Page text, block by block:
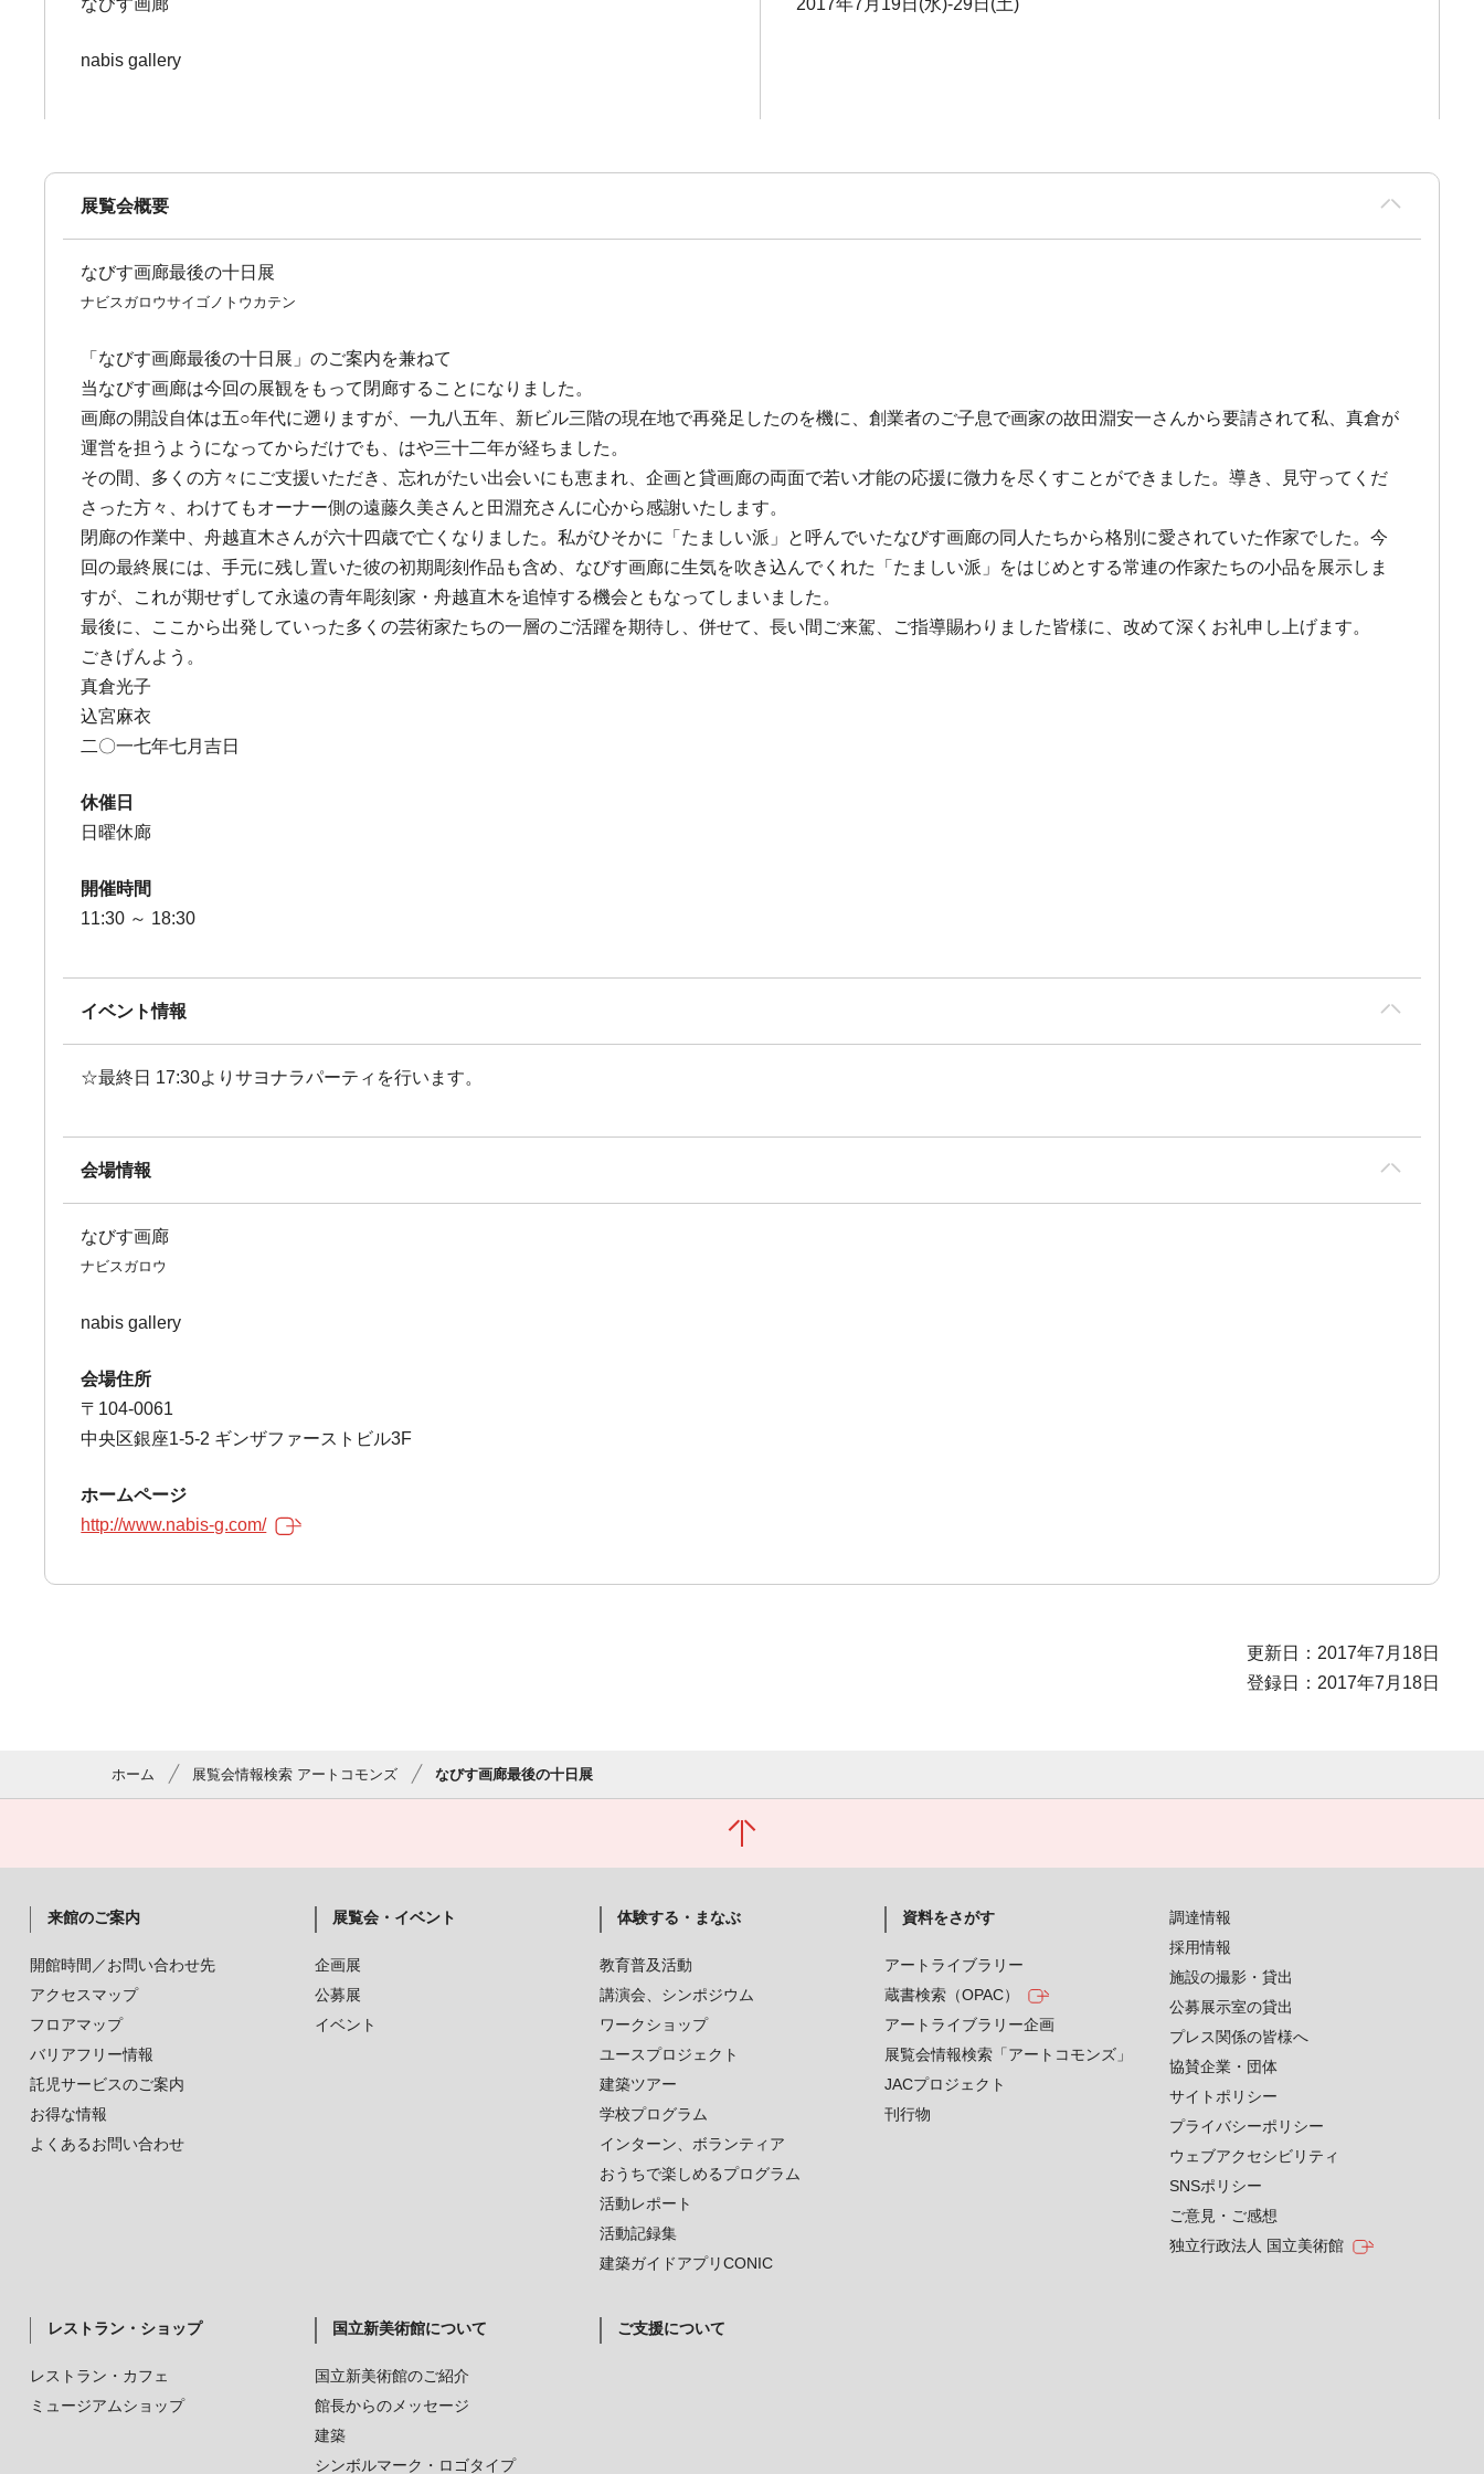
なびす画廊
nabis gallery
2017年7月19日(水)-29日(土)
展覧会概要
なびす画廊最後の十日展
ナビスガロウサイゴノトウカテン
「なびす画廊最後の十日展」のご案内を兼ねて
当なびす画廊は今回の展観をもって閉廊することになりました。
画廊の開設自体は五○年代に遡りますが、一九八五年、新ビル三階の現在地で再発足したのを機に、創業者のご子息で画家の故田淵安一さんから要請されて私、真倉が
運営を担うようになってからだけでも、はや三十二年が経ちました。
その間、多くの方々にご支援いただき、忘れがたい出会いにも恵まれ、企画と貸画廊の両面で若い才能の応援に微力を尽くすことができました。導き、見守ってくだ
さった方々、わけてもオーナー側の遠藤久美さんと田淵充さんに心から感謝いたします。
閉廊の作業中、舟越直木さんが六十四歳で亡くなりました。私がひそかに「たましい派」と呼んでいたなびす画廊の同人たちから格別に愛されていた作家でした。今
回の最終展には、手元に残し置いた彼の初期彫刻作品も含め、なびす画廊に生気を吹き込んでくれた「たましい派」をはじめとする常連の作家たちの小品を展示しま
すが、これが期せずして永遠の青年彫刻家・舟越直木を追悼する機会ともなってしまいました。
最後に、ここから出発していった多くの芸術家たちの一層のご活躍を期待し、併せて、長い間ご来駕、ご指導賜わりました皆様に、改めて深くお礼申し上げます。
ごきげんよう。
真倉光子
込宮麻衣
二〇一七年七月吉日
休催日
日曜休廊
開催時間
11:30 ～ 18:30
イベント情報
☆最終日 17:30よりサヨナラパーティを行います。
会場情報
なびす画廊
ナビスガロウ
nabis gallery
会場住所
〒104-0061
中央区銀座1-5-2 ギンザファーストビル3F
ホームページ
http://www.nabis-g.com/
更新日：2017年7月18日
登録日：2017年7月18日
ホーム 展覧会情報検索 アートコモンズ なびす画廊最後の十日展
来館のご案内
開館時間／お問い合わせ先
アクセスマップ
フロアマップ
バリアフリー情報
託児サービスのご案内
お得な情報
よくあるお問い合わせ
展覧会・イベント
企画展
公募展
イベント
体験する・まなぶ
教育普及活動
講演会、シンポジウム
ワークショップ
ユースプロジェクト
建築ツアー
学校プログラム
インターン、ボランティア
おうちで楽しめるプログラム
活動レポート
活動記録集
建築ガイドアプリCONIC
資料をさがす
アートライブラリー
蔵書検索（OPAC）
アートライブラリー企画
展覧会情報検索「アートコモンズ」
JACプロジェクト
刊行物
レストラン・ショップ
レストラン・カフェ
ミュージアムショップ
国立新美術館について
国立新美術館のご紹介
館長からのメッセージ
建築
シンボルマーク・ロゴタイプ
ご支援について
調達情報
採用情報
施設の撮影・貸出
公募展示室の貸出
プレス関係の皆様へ
協賛企業・団体
サイトポリシー
プライバシーポリシー
ウェブアクセシビリティ
SNSポリシー
ご意見・ご感想
独立行政法人 国立美術館